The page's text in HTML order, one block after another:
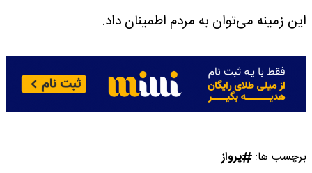
این زمینه می‌توان به مردم اطمینان داد.
برچسب ها: پرواز